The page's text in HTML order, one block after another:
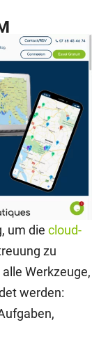
um die cloud-
zu
Werkzeuge,
werden: